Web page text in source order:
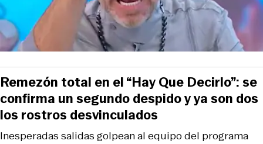
Inesperadas salidas golpean al equipo del programa
Remezón total en el “Hay Que Decirlo”: se
confirma un segundo despido y ya son dos
los rostros desvinculados